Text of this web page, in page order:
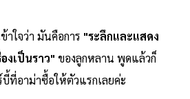
าใจว่า มันคือการ "ระลึกและแสดง
งเป็นราว" ของลูกหลาน พูดแล้วก็
ที่อาม่าซื้อให้ตัวแรกเลยค่ะ